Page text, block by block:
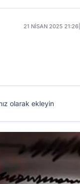
21 NISAN 2025 21:26
olarak ekleyin